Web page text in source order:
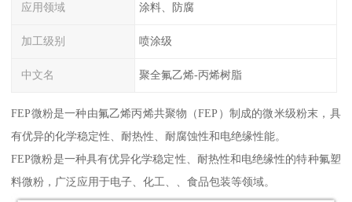
应用领域 涂料、防腐
加工级别 喷涂级
中文名 聚全氟乙烯-丙烯树脂
FEP微粉是一种由氟乙烯丙烯共聚物（FEP）制成的微米级粉末，具
有优异的化学稳定性、耐热性、耐腐蚀性和电绝缘性能。
FEP微粉是一种具有优异化学稳定性、耐热性和电绝缘性的特种氟塑
料微粉，广泛应用于电子、化工、、食品包装等领域。